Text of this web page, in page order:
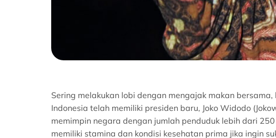
Sering melakukan lobi dengan mengajak makan bersama,
Indonesia telah memiliki presiden baru, Joko Widodo
memimpin negara dengan jumlah penduduk lebih dari
memiliki stamina dan kondisi kesehatan prima jika ingin